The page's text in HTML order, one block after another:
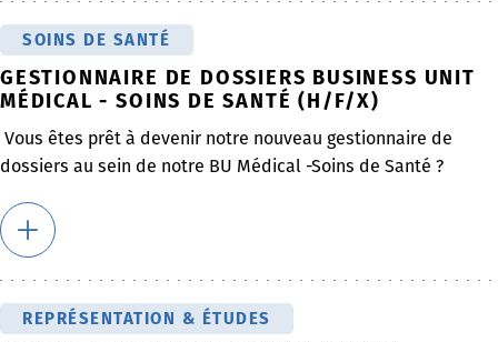
SOINS DE SANTÉ
GESTIONNAIRE DE DOSSIERS BUSINESS UNIT
MÉDICAL - SOINS DE SANTÉ (H/F/X)
Vous êtes prêt à devenir notre nouveau gestionnaire de
dossiers au sein de notre BU Médical -Soins de Santé ?
REPRÉSENTATION & ÉTUDES